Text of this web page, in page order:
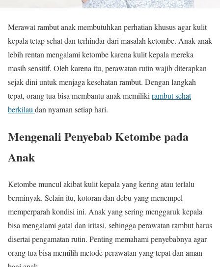
Merawat rambut anak membutuhkan perhatian khusus agar kulit
kepala tetap sehat dan terhindar dari masalah ketombe. Anak-anak
lebih rentan mengalami ketombe karena kulit kepala mereka
masih sensitif. Oleh karena itu, perawatan rutin wajib diterapkan
sejak dini untuk menjaga kesehatan rambut. Dengan langkah
tepat, orang tua bisa membantu anak memiliki rambut sehat
berkilau dan nyaman setiap hari.
Mengenali Penyebab Ketombe pada
Anak
Ketombe muncul akibat kulit kepala yang kering atau terlalu
berminyak. Selain itu, kotoran dan debu yang menempel
memperparah kondisi ini. Anak yang sering menggaruk kepala
bisa mengalami gatal dan iritasi, sehingga perawatan rambut harus
disertai pengamatan rutin. Penting memahami penyebabnya agar
orang tua bisa memilih metode perawatan yang tepat dan aman